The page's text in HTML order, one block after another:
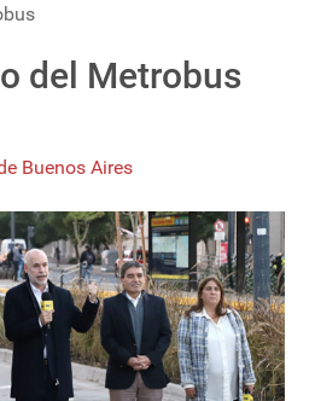
del Metrobus
Buenos Aires